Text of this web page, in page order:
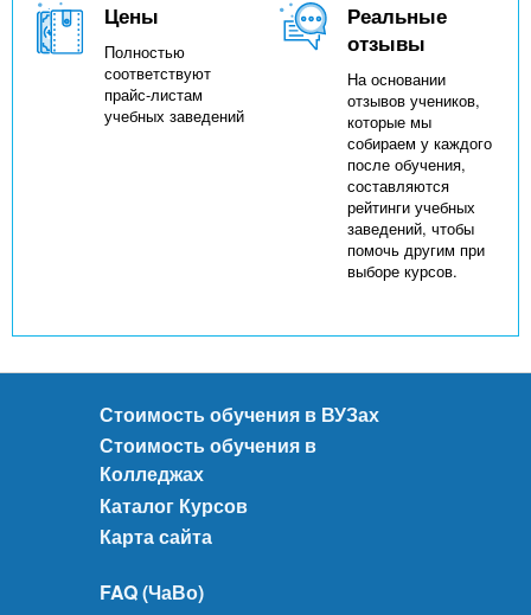
Цены
Полностью
соответствуют
прайс-листам
учебных заведений
Реальные
отзывы
На основании
отзывов учеников,
которые мы
собираем у каждого
после обучения,
составляются
рейтинги учебных
заведений, чтобы
помочь другим при
выборе курсов.
Стоимость обучения в ВУЗах
Стоимость обучения в
Колледжах
Каталог Курсов
Карта сайта
FAQ (ЧаВо)